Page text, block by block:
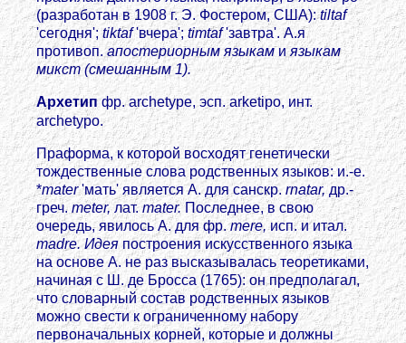
(разработан в 1908 г. Э. Фостером, США):tiltaf
'сегодня';tiktaf'вчера'; timtaf'завтра'. А.я
противоп.апостериорным языкамиязыкам
микст (смешанным 1).
Архетип фр. archetype, эсп. arketipo, инт.
archetypo.
Праформа, к которой восходят генетически
тождественные слова родственных языков: и.-е.
*mater'мать' является А. для санскр. rnatar,др.-
греч. meter,лат.mater.Последнее, в свою
очередь, явилось А. для фр.mеrе,исп. и итал.
madre. Идея построения искусственного языка
на основе А. не раз высказывалась теоретиками,
начиная с Ш. де Бросса (1765): он предполагал,
что словарный состав родственных языков
можно свести к ограниченному набору
первоначальных корней, которые и должны